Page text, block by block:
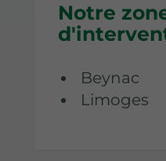
Notre
Beynac
Limoges